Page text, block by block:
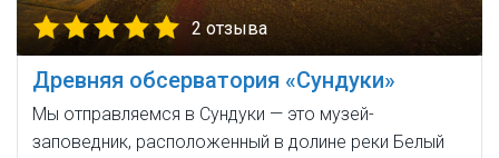
2 отзыва
Древняя обсерватория «Сундуки»
Мы отправляемся в Сундуки — это музей-
заповедник, расположенный в долине реки Белый